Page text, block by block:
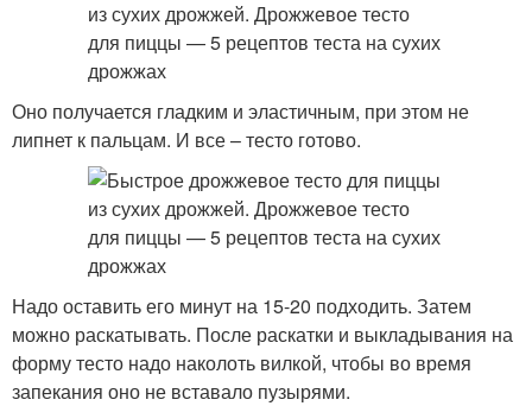
Оно получается гладким и эластичным, при этом не
липнет к пальцам. И все – тесто готово.
Надо оставить его минут на 15-20 подходить. Затем
можно раскатывать. После раскатки и выкладывания на
форму тесто надо наколоть вилкой, чтобы во время
запекания оно не вставало пузырями.